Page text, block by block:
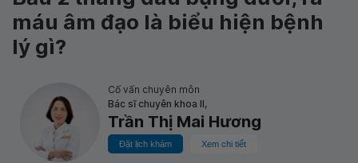
máu âm đạo là biểu hiện bệnh
lý gì?
Cố vấn chuyên môn
Bác sĩ chuyên khoa II,
Trần Thị Mai Hương
Đặt lịch khám Xem chi tiết